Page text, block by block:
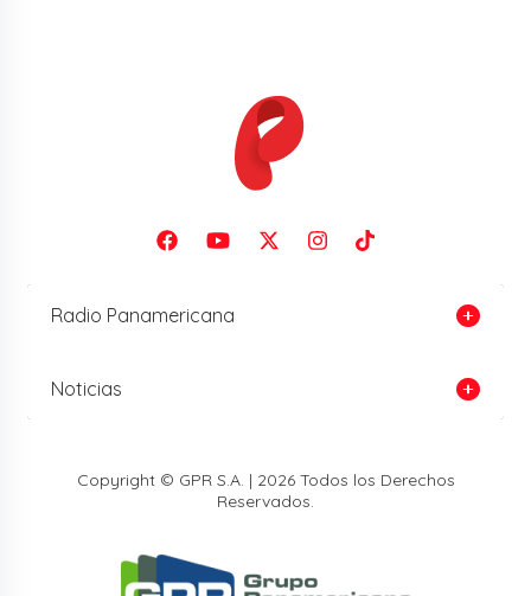
Radio Panamericana
Noticias
Copyright © GPR S.A. | 2026 Todos los Derechos
Reservados.